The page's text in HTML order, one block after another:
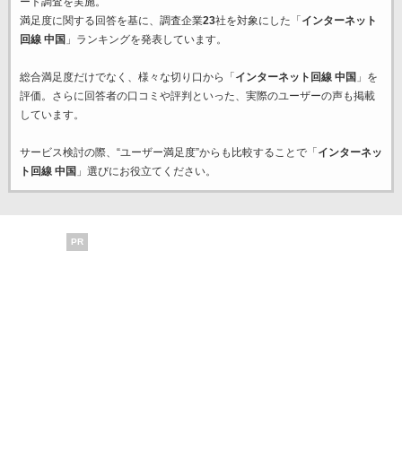
満足度に関する回答を基に、調査企業23社を対象にした「 インターネット
回線 中国 」ランキングを発表しています。
総合満足度だけでなく、様々な切り口から「 インターネット回線 中国 」を
評価。さらに回答者の口コミや評判といった、実際のユーザーの声も掲載
しています。
サービス検討の際、“ユーザー満足度”からも比較することで「 インターネッ
ト回線 中国 」選びにお役立てください。
PR